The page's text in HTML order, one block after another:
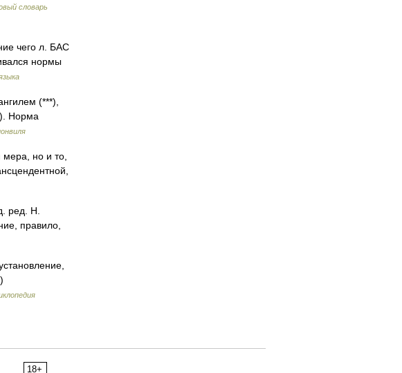
словарь
чего л. БАС
нормы
(***),
Норма
но и то,
ред. Н.
правило,
18+